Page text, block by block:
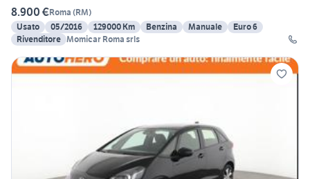
8.900 €Roma (RM)
Usato
05/2016 129000 Km Benzina Manuale
Euro 6
Rivenditore Momicar Roma srls